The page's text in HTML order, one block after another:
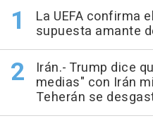
La UEFA confirma
supuesta amante
Irán.- Trump dice
medias" con Irán
Teherán se